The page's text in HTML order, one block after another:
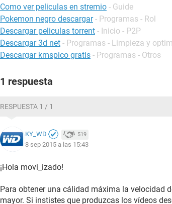
Como ver peliculas en stremio - Guide
Pokemon negro descargar - Programas - Rol
Descargar peliculas torrent - Inicio - P2P
Descargar 3d net - Programas - Limpieza y
Descargar kmspico gratis - Programas - Otros
1 respuesta
RESPUESTA 1 / 1
KY_WD 519
8 sep 2015 a las 15:43
¡Hola movi_izado!
Para obtener una cálidad máxima la velocidad
mayor. Si instistes que produzcas los vídeos